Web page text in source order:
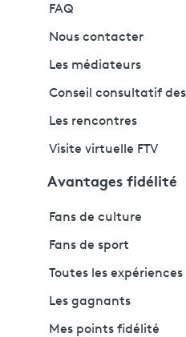
FAQ
Nous contacter
Les médiateurs
Conseil consultatif
Les rencontres
Visite virtuelle FTV
Avantages fidélité
Fans de culture
Fans de sport
Toutes les expériences
Les gagnants
Mes points fidélité